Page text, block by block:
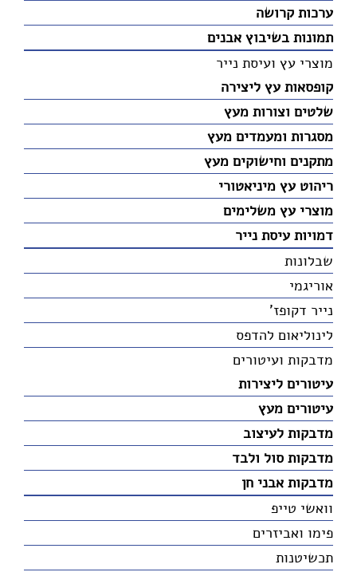
ערכות קרושה
תמונות בשיבוץ אבנים
מוצרי עץ ועיסת נייר
קופסאות עץ ליצירה
שלטים וצורות מעץ
מסגרות ומעמדים מעץ
מתקנים וחישוקים מעץ
ריהוט עץ מיניאטורי
מוצרי עץ משלימים
דמויות עיסת נייר
שבלונות
אוריגמי
נייר דקופז'
לינוליאום להדפס
מדבקות ועיטורים
עיטורים ליצירות
עיטורים מעץ
מדבקות לעיצוב
מדבקות סול ולבד
מדבקות אבני חן
וואשי טייפ
פימו ואביזרים
תכשיטנות